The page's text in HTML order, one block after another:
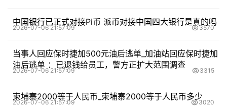
中国银行已正式对接Pi币 派币对接中国四大银行是真的吗
2026-07-06 21:57:09 3570
当事人回应保时捷加500元油后逃单_加油站回应保时捷加
油后逃单 ：已退钱给员工，警方正扩大范围调查
2026-07-06 21:57:09 3315
柬埔寨2000等于人民币_柬埔寨2000等于人民币多少
2026-07-06 21:57:09 3020